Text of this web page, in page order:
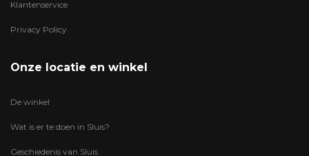
Klantenservice
Privacy Policy
Onze locatie en winkel
De winkel
Wat is er te doen in Sluis?
Geschiedenis van Sluis